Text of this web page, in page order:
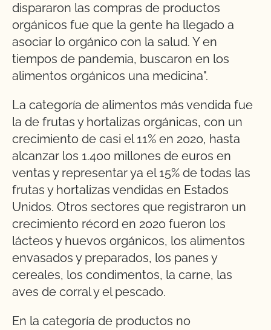
dispararon las compras de productos
orgánicos fue que la gente ha llegado a
asociar lo orgánico con la salud. Y en
tiempos de pandemia, buscaron en los
alimentos orgánicos una medicina".
La categoría de alimentos más vendida fue
la de frutas y hortalizas orgánicas, con un
crecimiento de casi el 11% en 2020, hasta
alcanzar los 1.400 millones de euros en
ventas y representar ya el 15% de todas las
frutas y hortalizas vendidas en Estados
Unidos. Otros sectores que registraron un
crecimiento récord en 2020 fueron los
lácteos y huevos orgánicos, los alimentos
envasados y preparados, los panes y
cereales, los condimentos, la carne, las
aves de corral y el pescado.
En la categoría de productos no